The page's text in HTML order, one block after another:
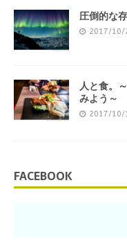
圧倒的な
2017/10/
人と食。
みよう～
2017/10/
FACEBOOK